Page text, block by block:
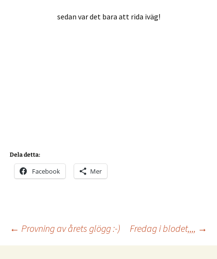
sedan var det bara att rida iväg!
Dela detta:
Facebook Mer
Inläggsnavigering
← Provning av årets glögg :-) Fredag i blodet,,,, →